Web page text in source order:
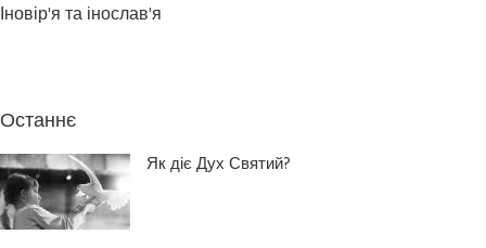
Іновір'я та інослав'я
Останнє
Як діє Дух Святий?